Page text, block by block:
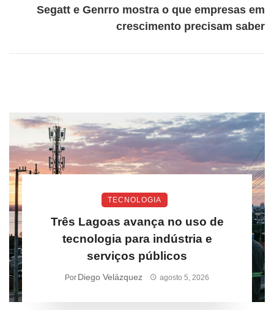
Segatt e Genrro mostra o que empresas em
crescimento precisam saber
TECNOLOGIA
Três Lagoas avança no uso de
tecnologia para indústria e
serviços públicos
Por Diego Velázquez agosto 5, 2026